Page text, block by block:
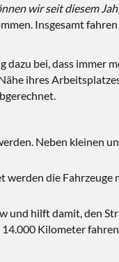
wir seit diesem
Insgesamt
bei, dass immer
ihres
Neben kleinen
die
hilft damit, den
Kilometer